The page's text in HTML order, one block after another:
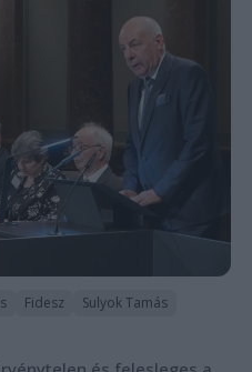
Fidesz
Sulyok Tamás